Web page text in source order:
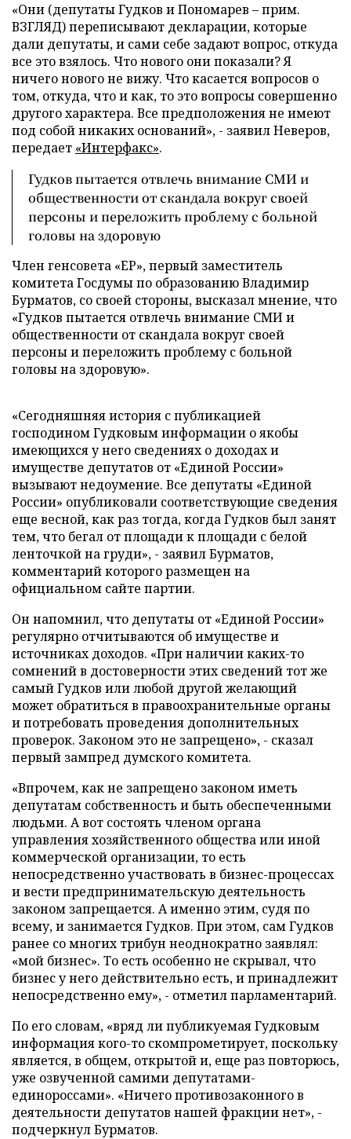
«Они (депутаты Гудков и Пономарев – прим.
ВЗГЛЯД) переписывают декларации, которые
дали депутаты, и сами себе задают вопрос, откуда
все это взялось. Что нового они показали? Я
ничего нового не вижу. Что касается вопросов о
том, откуда, что и как, то это вопросы совершенно
другого характера. Все предположения не имеют
под собой никаких оснований», - заявил Неверов,
передает «Интерфакс».
Гудков пытается отвлечь внимание СМИ и
общественности от скандала вокруг своей
персоны и переложить проблему с больной
головы на здоровую
Член генсовета «ЕР», первый заместитель
комитета Госдумы по образованию Владимир
Бурматов, со своей стороны, высказал мнение, что
«Гудков пытается отвлечь внимание СМИ и
общественности от скандала вокруг своей
персоны и переложить проблему с больной
головы на здоровую».
«Сегодняшняя история с публикацией
господином Гудковым информации о якобы
имеющихся у него сведениях о доходах и
имуществе депутатов от «Единой России»
вызывают недоумение. Все депутаты «Единой
России» опубликовали соответствующие сведения
еще весной, как раз тогда, когда Гудков был занят
тем, что бегал от площади к площади с белой
ленточкой на груди», - заявил Бурматов,
комментарий которого размещен на
официальном сайте партии.
Он напомнил, что депутаты от «Единой России»
регулярно отчитываются об имуществе и
источниках доходов. «При наличии каких-то
сомнений в достоверности этих сведений тот же
самый Гудков или любой другой желающий
может обратиться в правоохранительные органы
и потребовать проведения дополнительных
проверок. Законом это не запрещено», - сказал
первый зампред думского комитета.
«Впрочем, как не запрещено законом иметь
депутатам собственность и быть обеспеченными
людьми. А вот состоять членом органа
управления хозяйственного общества или иной
коммерческой организации, то есть
непосредственно участвовать в бизнес-процессах
и вести предпринимательскую деятельность
законом запрещается. А именно этим, судя по
всему, и занимается Гудков. При этом, сам Гудков
ранее со многих трибун неоднократно заявлял:
«мой бизнес». То есть особенно не скрывал, что
бизнес у него действительно есть, и принадлежит
непосредственно ему», - отметил парламентарий.
По его словам, «вряд ли публикуемая Гудковым
информация кого-то скомпрометирует, поскольку
является, в общем, открытой и, еще раз повторюсь,
уже озвученной самими депутатами-
единороссами». «Ничего противозаконного в
деятельности депутатов нашей фракции нет», -
подчеркнул Бурматов.